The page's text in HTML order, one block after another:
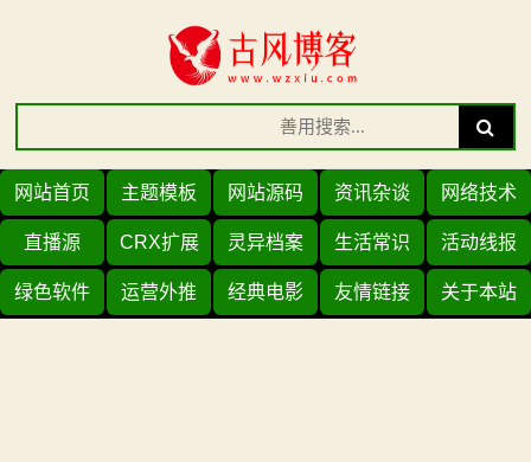
Search
for:
Search
网站首页 主题模板 网站源码 资讯杂谈 网络技术
直播源 CRX扩展 灵异档案 生活常识 活动线报
绿色软件 运营外推 经典电影 友情链接 关于本站